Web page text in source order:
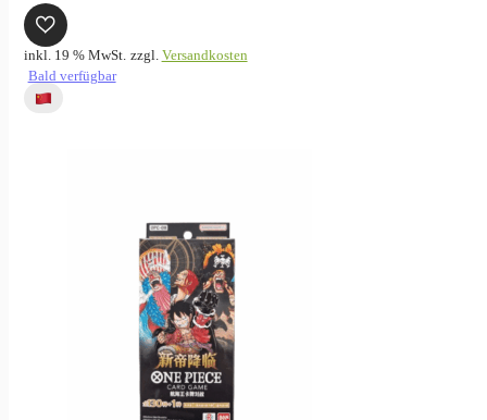
inkl. 19 % MwSt. zzgl. Versandkosten
Bald verfügbar